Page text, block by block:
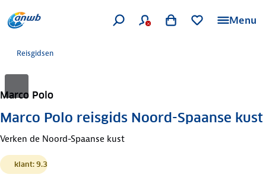
Menu
Reisgidsen
Marco Polo
Marco Polo reisgids Noord-Spaanse kust
Verken de Noord-Spaanse kust
klant: 9.3